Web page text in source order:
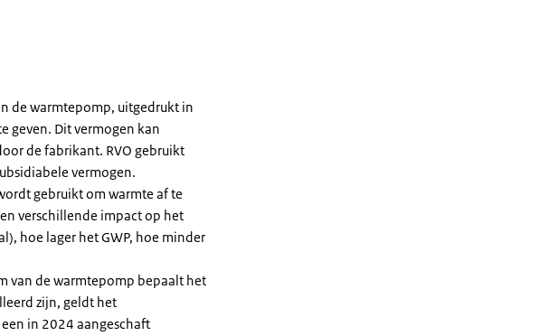
de warmtepomp, uitgedrukt in
geven. Dit vermogen kan
de fabrikant. RVO gebruikt
vermogen.
gebruikt om warmte af te
verschillende impact op het
hoe lager het GWP, hoe minder
van de warmtepomp bepaalt het
zijn, geldt het
in 2024 aangeschaft